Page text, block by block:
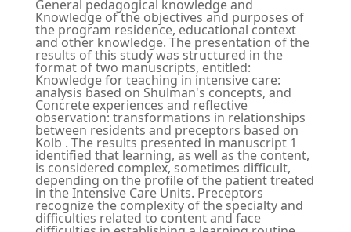
General pedagogical knowledge and
Knowledge of the objectives and purposes of
the program residence, educational context
and other knowledge. The presentation of the
results of this study was structured in the
format of two manuscripts, entitled:
Knowledge for teaching in intensive care:
analysis based on Shulman's concepts, and
Concrete experiences and reflective
observation: transformations in relationships
between residents and preceptors based on
Kolb . The results presented in manuscript 1
identified that learning, as well as the content,
is considered complex, sometimes difficult,
depending on the profile of the patient treated
in the Intensive Care Units. Preceptors
recognize the complexity of the specialty and
difficulties related to content and face